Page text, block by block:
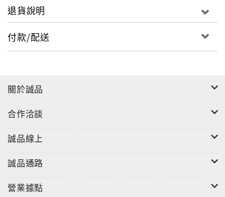
現職：高雄醫學大學學生輔導組專任輔導老師兼諮商心
學歷：台灣師範大學教育與心理輔導所碩士、台灣大學
社會工作系學士
療督導
醫學大學行為科學精神醫學組碩士、高雄醫學大學醫學
現職：高雄醫學大學附設醫院精神科研究助理
林科技大學技術及職業教育研究所碩士
退貨說明
付款/配送
關於誠品
合作洽談
誠品線上
誠品通路
營業據點